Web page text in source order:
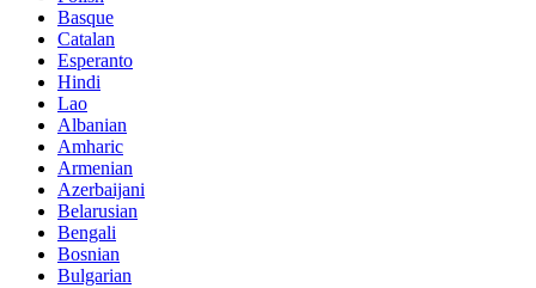
Basque
Catalan
Esperanto
Hindi
Lao
Albanian
Amharic
Armenian
Azerbaijani
Belarusian
Bengali
Bosnian
Bulgarian